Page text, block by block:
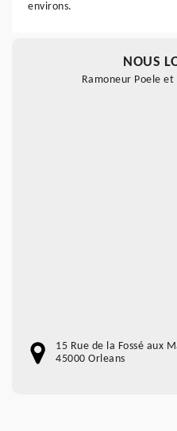
environs.
NOUS
Ramoneur Poele
15 Rue de la Fossé aux
45000 Orleans